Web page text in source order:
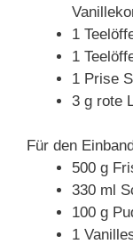
1
1
1 Prise
3 g rote
Für den
500 g
330 ml
100 g
1